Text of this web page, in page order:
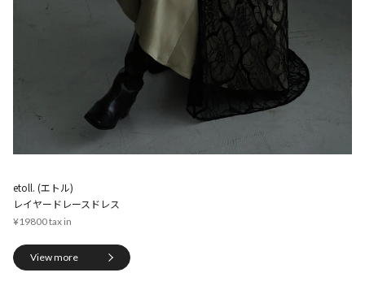
etoll. (エトル)
レイヤードレースドレス
¥19800
View more